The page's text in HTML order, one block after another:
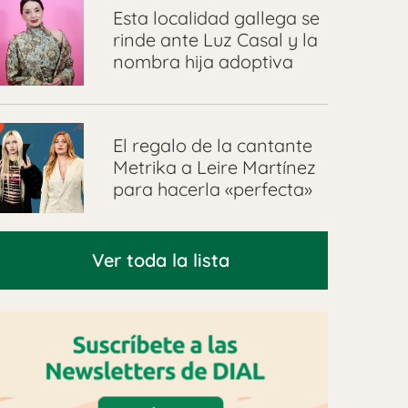
Esta localidad gallega se
rinde ante Luz Casal y la
nombra hija adoptiva
El regalo de la cantante
Metrika a Leire Martínez
para hacerla «perfecta»
Ver toda la lista